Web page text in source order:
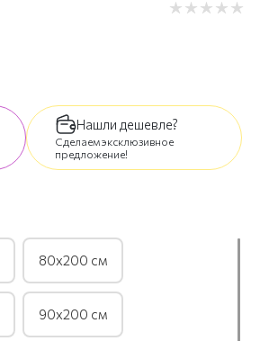
Нашли дешевле?
Сделаем эксклюзивное
предложение!
80х200 см
90х200 см